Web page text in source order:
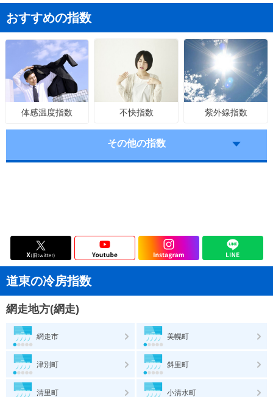
おすすめの指数
体感温度指数 不快指数 紫外線指数
その他の指数
道東の冷房指数
網走地方(網走)
網走市 美幌町
津別町 斜里町
清里町 小清水町